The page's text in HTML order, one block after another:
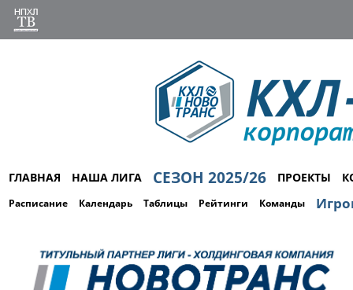
ГЛАВНАЯ НАША ЛИГА СЕЗОН 2025/26 ПРОЕКТЫ
Расписание Календарь Таблицы Рейтинги Команды